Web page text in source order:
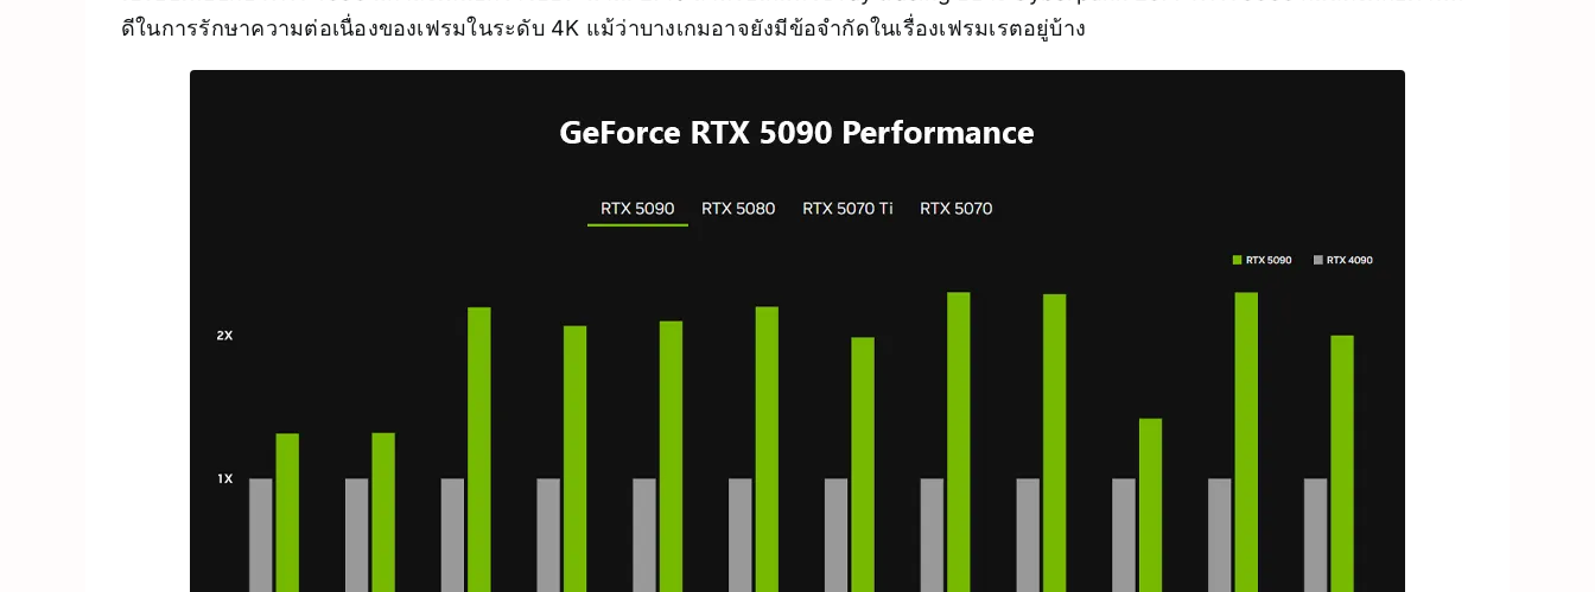
ดีในการรักษาความต่อเนื่องของเฟรมในระดับ 4K แม้ว่าบางเกมอาจยังมีข้อจำกัดในเรื่องเฟรมเรตอยู่บ้าง